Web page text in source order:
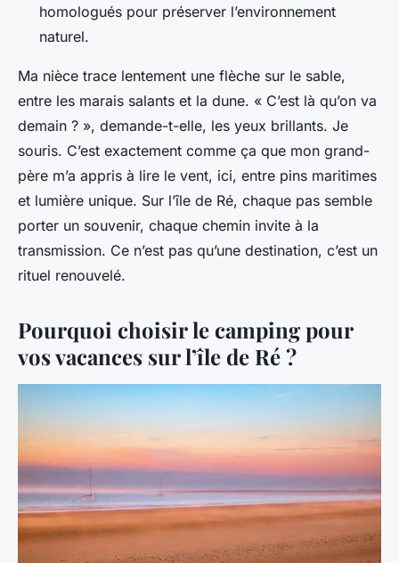
homologués pour préserver l’environnement
naturel.
Ma nièce trace lentement une flèche sur le sable,
entre les marais salants et la dune. « C’est là qu’on va
demain ? », demande-t-elle, les yeux brillants. Je
souris. C’est exactement comme ça que mon grand-
père m’a appris à lire le vent, ici, entre pins maritimes
et lumière unique. Sur l’île de Ré, chaque pas semble
porter un souvenir, chaque chemin invite à la
transmission. Ce n’est pas qu’une destination, c’est un
rituel renouvelé.
Pourquoi choisir le camping pour
vos vacances sur l’île de Ré ?